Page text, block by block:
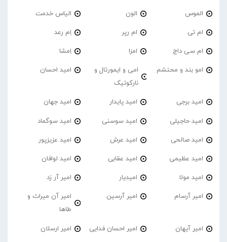
الموس الون الیاس خدمت
ام تی ام رپر اِم رعد
ام سی داج امزا اِمشا
امو بند و محتشم
امی و ایمورتال و
نارکوتیک
امید احسان
امید برجی امید پایدار امید جهان
امید حاجیلی امید سوسنی امید سوگماد
امید صالحی امید عرش امید عزیزپور
امید عظیمی امید عقابی امید لوافان
امید مولا امیدیار امیر آر زد
امیر آرسام امیر آرسین
امیر آن میراث و
طاها
امیر آیهان امیر احسان فدایی امیر ارسلان